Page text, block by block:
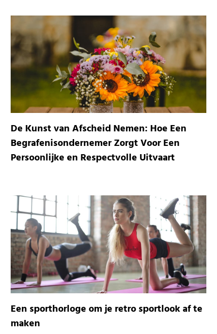
De Kunst van Afscheid Nemen: Hoe Een
Begrafenisondernemer Zorgt Voor Een
Persoonlijke en Respectvolle Uitvaart
Een sporthorloge om je retro sportlook af te
maken